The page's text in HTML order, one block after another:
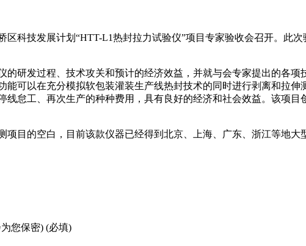
技发展计划“HTT-L1热封拉力试验仪”项目专家验收会召开。此
发过程、技术攻关和预计的经济效益，并就与会专家提出的各项
可以在充分模拟软包装灌装生产线热封技术的同时进行剥离和拉
怠工、再次生产的种种费用，具有良好的经济和社会效益。该项
目的空白，目前该款仪器已经得到北京、上海、广东、浙江等地大
您保密) (必填)